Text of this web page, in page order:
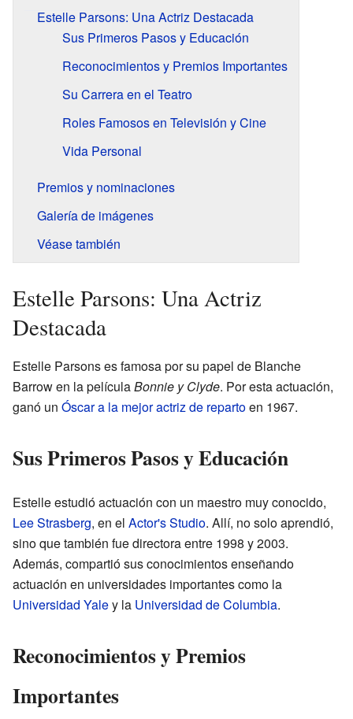
Estelle Parsons: Una Actriz Destacada
Sus Primeros Pasos y Educación
Reconocimientos y Premios Importantes
Su Carrera en el Teatro
Roles Famosos en Televisión y Cine
Vida Personal
Premios y nominaciones
Galería de imágenes
Véase también
Estelle Parsons: Una Actriz
Destacada
Estelle Parsons es famosa por su papel de Blanche
Barrow en la películaBonnie y Clyde. Por esta actuación,
ganó un Óscar a la mejor actriz de repartoen 1967.
Sus Primeros Pasos y Educación
Estelle estudió actuación con un maestro muy conocido,
Lee Strasberg, en el Actor's Studio. Allí, no solo aprendió,
sino que también fue directora entre 1998 y 2003.
Además, compartió sus conocimientos enseñando
actuación en universidades importantes como la
Universidad Yaley la Universidad de Columbia.
Reconocimientos y Premios
Importantes